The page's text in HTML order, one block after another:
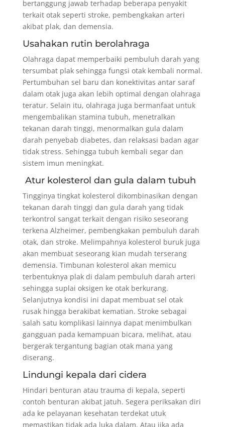
bertanggung jawab terhadap beberapa penyakit
terkait otak seperti stroke, pembengkakan arteri
akibat plak, dan demensia.
Usahakan rutin berolahraga
Olahraga dapat memperbaiki pembuluh darah yang
tersumbat plak sehingga fungsi otak kembali normal.
Pertumbuhan sel baru dan konektivitas antar saraf
dalam otak juga akan lebih optimal dengan olahraga
teratur. Selain itu, olahraga juga bermanfaat untuk
mengembalikan stamina tubuh, menetralkan
tekanan darah tinggi, menormalkan gula dalam
darah penyebab diabetes, dan relaksasi badan agar
tidak stress. Sehingga tubuh kembali segar dan
sistem imun meningkat.
Atur kolesterol dan gula dalam tubuh
Tingginya tingkat kolesterol dikombinasikan dengan
tekanan darah tinggi dan gula darah yang tidak
terkontrol sangat terkait dengan risiko seseorang
terkena Alzheimer, pembengkakan pembuluh darah
otak, dan stroke. Melimpahnya kolesterol buruk juga
akan membuat seseorang kian mudah terserang
demensia. Timbunan kolesterol akan memicu
terbentuknya plak di dalam pembuluh darah arteri
sehingga suplai oksigen ke otak berkurang.
Selanjutnya kondisi ini dapat membuat sel otak
rusak hingga berakibat kematian. Stroke sebagai
salah satu komplikasi lainnya dapat menimbulkan
gangguan pada kemampuan bicara, melihat, atau
bergerak tergantung bagian otak mana yang
diserang.
Lindungi kepala dari cidera
Hindari benturan atau trauma di kepala, seperti
contoh benturan akibat jatuh. Segera periksakan diri
ada ke pelayanan kesehatan terdekat utuk
memastikan tidak ada luka dalam. Atau jika ada